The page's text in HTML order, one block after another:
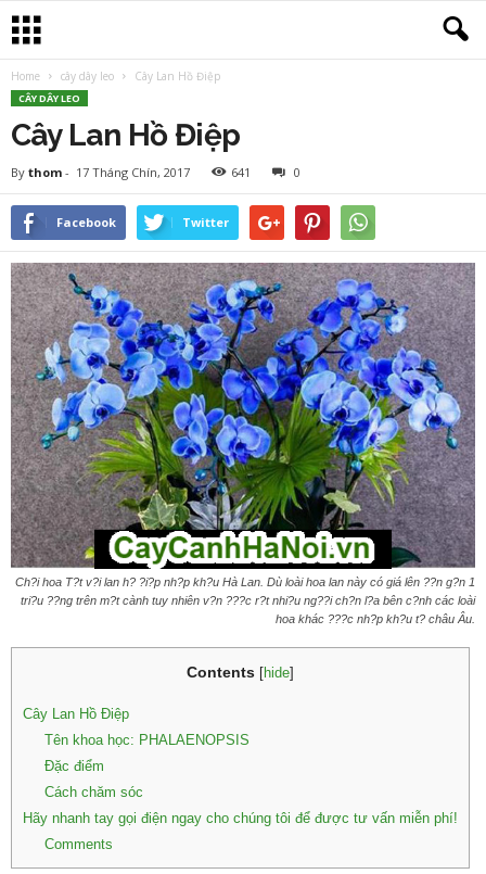
Home cây dây leo Cây Lan Hồ Điệp
CÂY DÂY LEO
Cây Lan Hồ Điệp
By thom - 17 Tháng Chín, 2017 641 0
Facebook Twitter
Ch?i hoa T?t v?i lan h? ?i?p nh?p kh?u Hà Lan. Dù loài hoa lan này có giá lên ??n g?n 1
tri?u ??ng trên m?t cành tuy nhiên v?n ???c r?t nhi?u ng??i ch?n l?a bên c?nh các loài
hoa khác ???c nh?p kh?u t? châu Âu.
Contents hide
Cây Lan Hồ Điệp
Tên khoa học: PHALAENOPSIS
Đặc điểm
Cách chăm sóc
Hãy nhanh tay gọi điện ngay cho chúng tôi để được tư vấn miễn phí!
Comments